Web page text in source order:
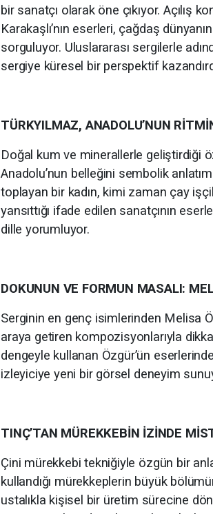
bir sanatçı olarak öne çıkıyor. Açılış
Karakaşlı’nın eserleri, çağdaş
sorguluyor. Uluslararası sergilerle
sergiye küresel bir perspektif
TÜRKYILMAZ, ANADOLU’NUN
Doğal kum ve minerallerle geliştirdiği
Anadolu’nun belleğini sembolik
toplayan bir kadın, kimi zaman çay
yansıttığı ifade edilen sanatçının
dille yorumluyor.
DOKUNUN VE FORMUN MASALI:
Serginin en genç isimlerinden Melisa
araya getiren kompozisyonlarıyla
dengeyle kullanan Özgür’ün
izleyiciye yeni bir görsel deneyim
TINÇ’TAN MÜREKKEBİN İZİNDE
Çini mürekkebi tekniğiyle özgün bir
kullandığı mürekkeplerin büyük
ustalıkla kişisel bir üretim sürecine